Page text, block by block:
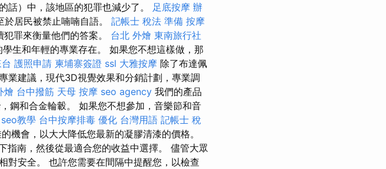
話）中，該地區的犯罪也減少了。 足底按摩 辦
居民被禁止喃喃自語。 記帳士 稅法 準備 按摩
罪來衡量他們的答案。 台北 外燴 東南旅行社
生和年輕的專業存在。 如果您不想這樣做，那
護照申請 柬埔寨簽證 ssl 大雅按摩 除了布達佩
業建議，現代3D視覺效果和分銷計劃，專業調
燴 台中撥筋 天母 按摩 seo agency 我們的產品
鋼和合金輪轂。 如果您不想參加，音樂節和音
seo教學 台中按摩排毒 優化 台灣用語 記帳士 稅
機會，以大大降低您最新的凝膠清漆的價格。
指南，然後從最適合您的收益中選擇。 儘管大眾
對安全。 也許您需要在間隔中提醒您，以檢查